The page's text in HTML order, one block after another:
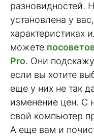
разновидностей.
установлена у
характеристиках
можете
Pro. Они
если вы хотите
еще у них не так
изменение цен. С
свой компьютер
А еще вам и